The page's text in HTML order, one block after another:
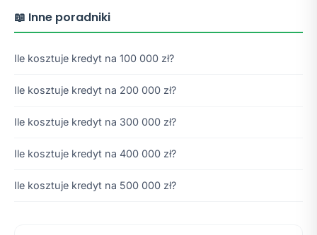
📖 Inne poradniki
Ile kosztuje kredyt na 100 000 zł?
Ile kosztuje kredyt na 200 000 zł?
Ile kosztuje kredyt na 300 000 zł?
Ile kosztuje kredyt na 400 000 zł?
Ile kosztuje kredyt na 500 000 zł?